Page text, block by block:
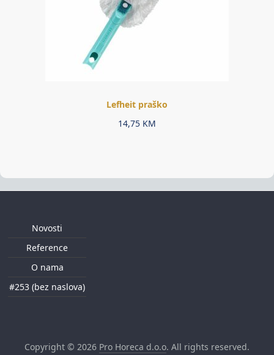
Lefheit praško
14,75 KM
Novosti
Reference
O nama
#253 (bez naslova)
Copyright © 2026 Pro Horeca d.o.o. All rights reserved.